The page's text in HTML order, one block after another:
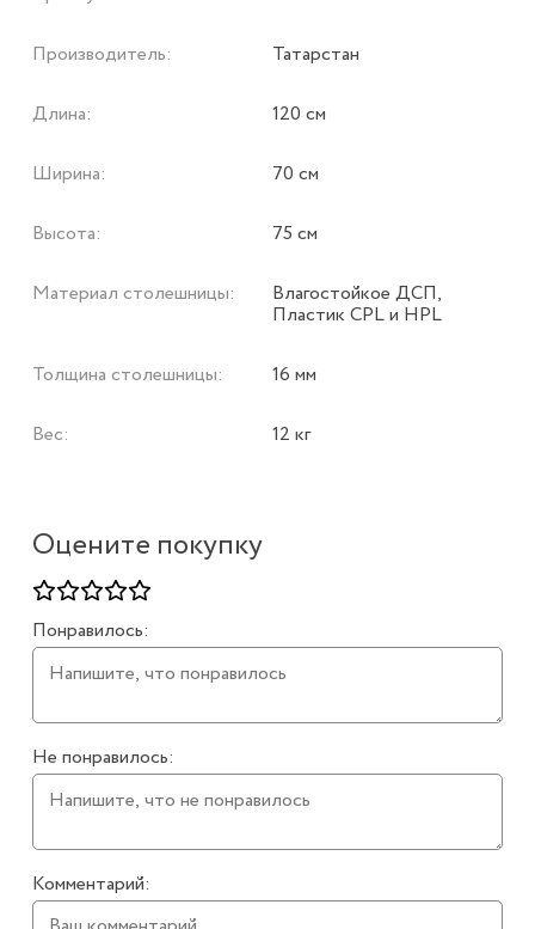
Оцените покупку
Понравилось:
Не понравилось:
Комментарий:
Производитель: Татарстан
Длина: 120 см
Ширина: 70 см
Высота: 75 см
Материал столешницы: Влагостойкое ДСП,
Пластик CPL и HPL
Толщина столешницы: 16 мм
Вес: 12 кг